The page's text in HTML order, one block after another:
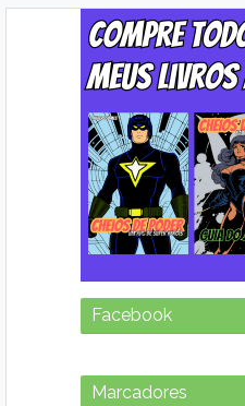
Facebook
Marcadores